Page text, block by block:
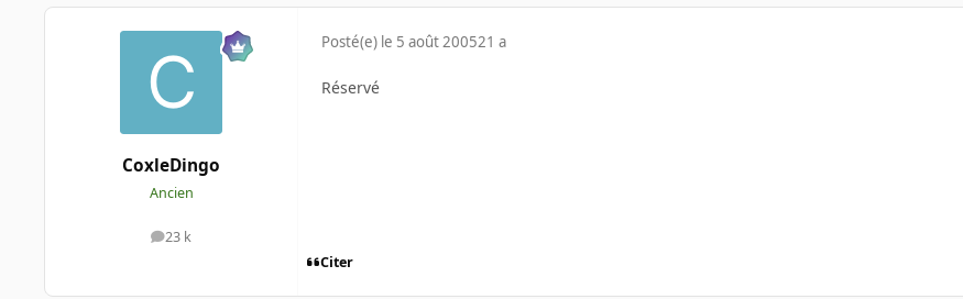
CoxleDingo
Ancien
23 k
messages
Posté(e) le 5 août 200521 a
Réservé
Citer